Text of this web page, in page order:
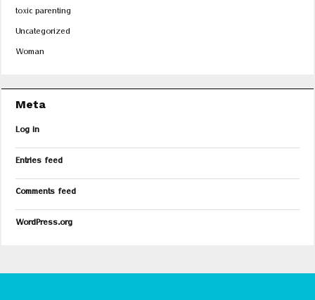
toxic parenting
Uncategorized
Woman
Meta
Log in
Entries feed
Comments feed
WordPress.org